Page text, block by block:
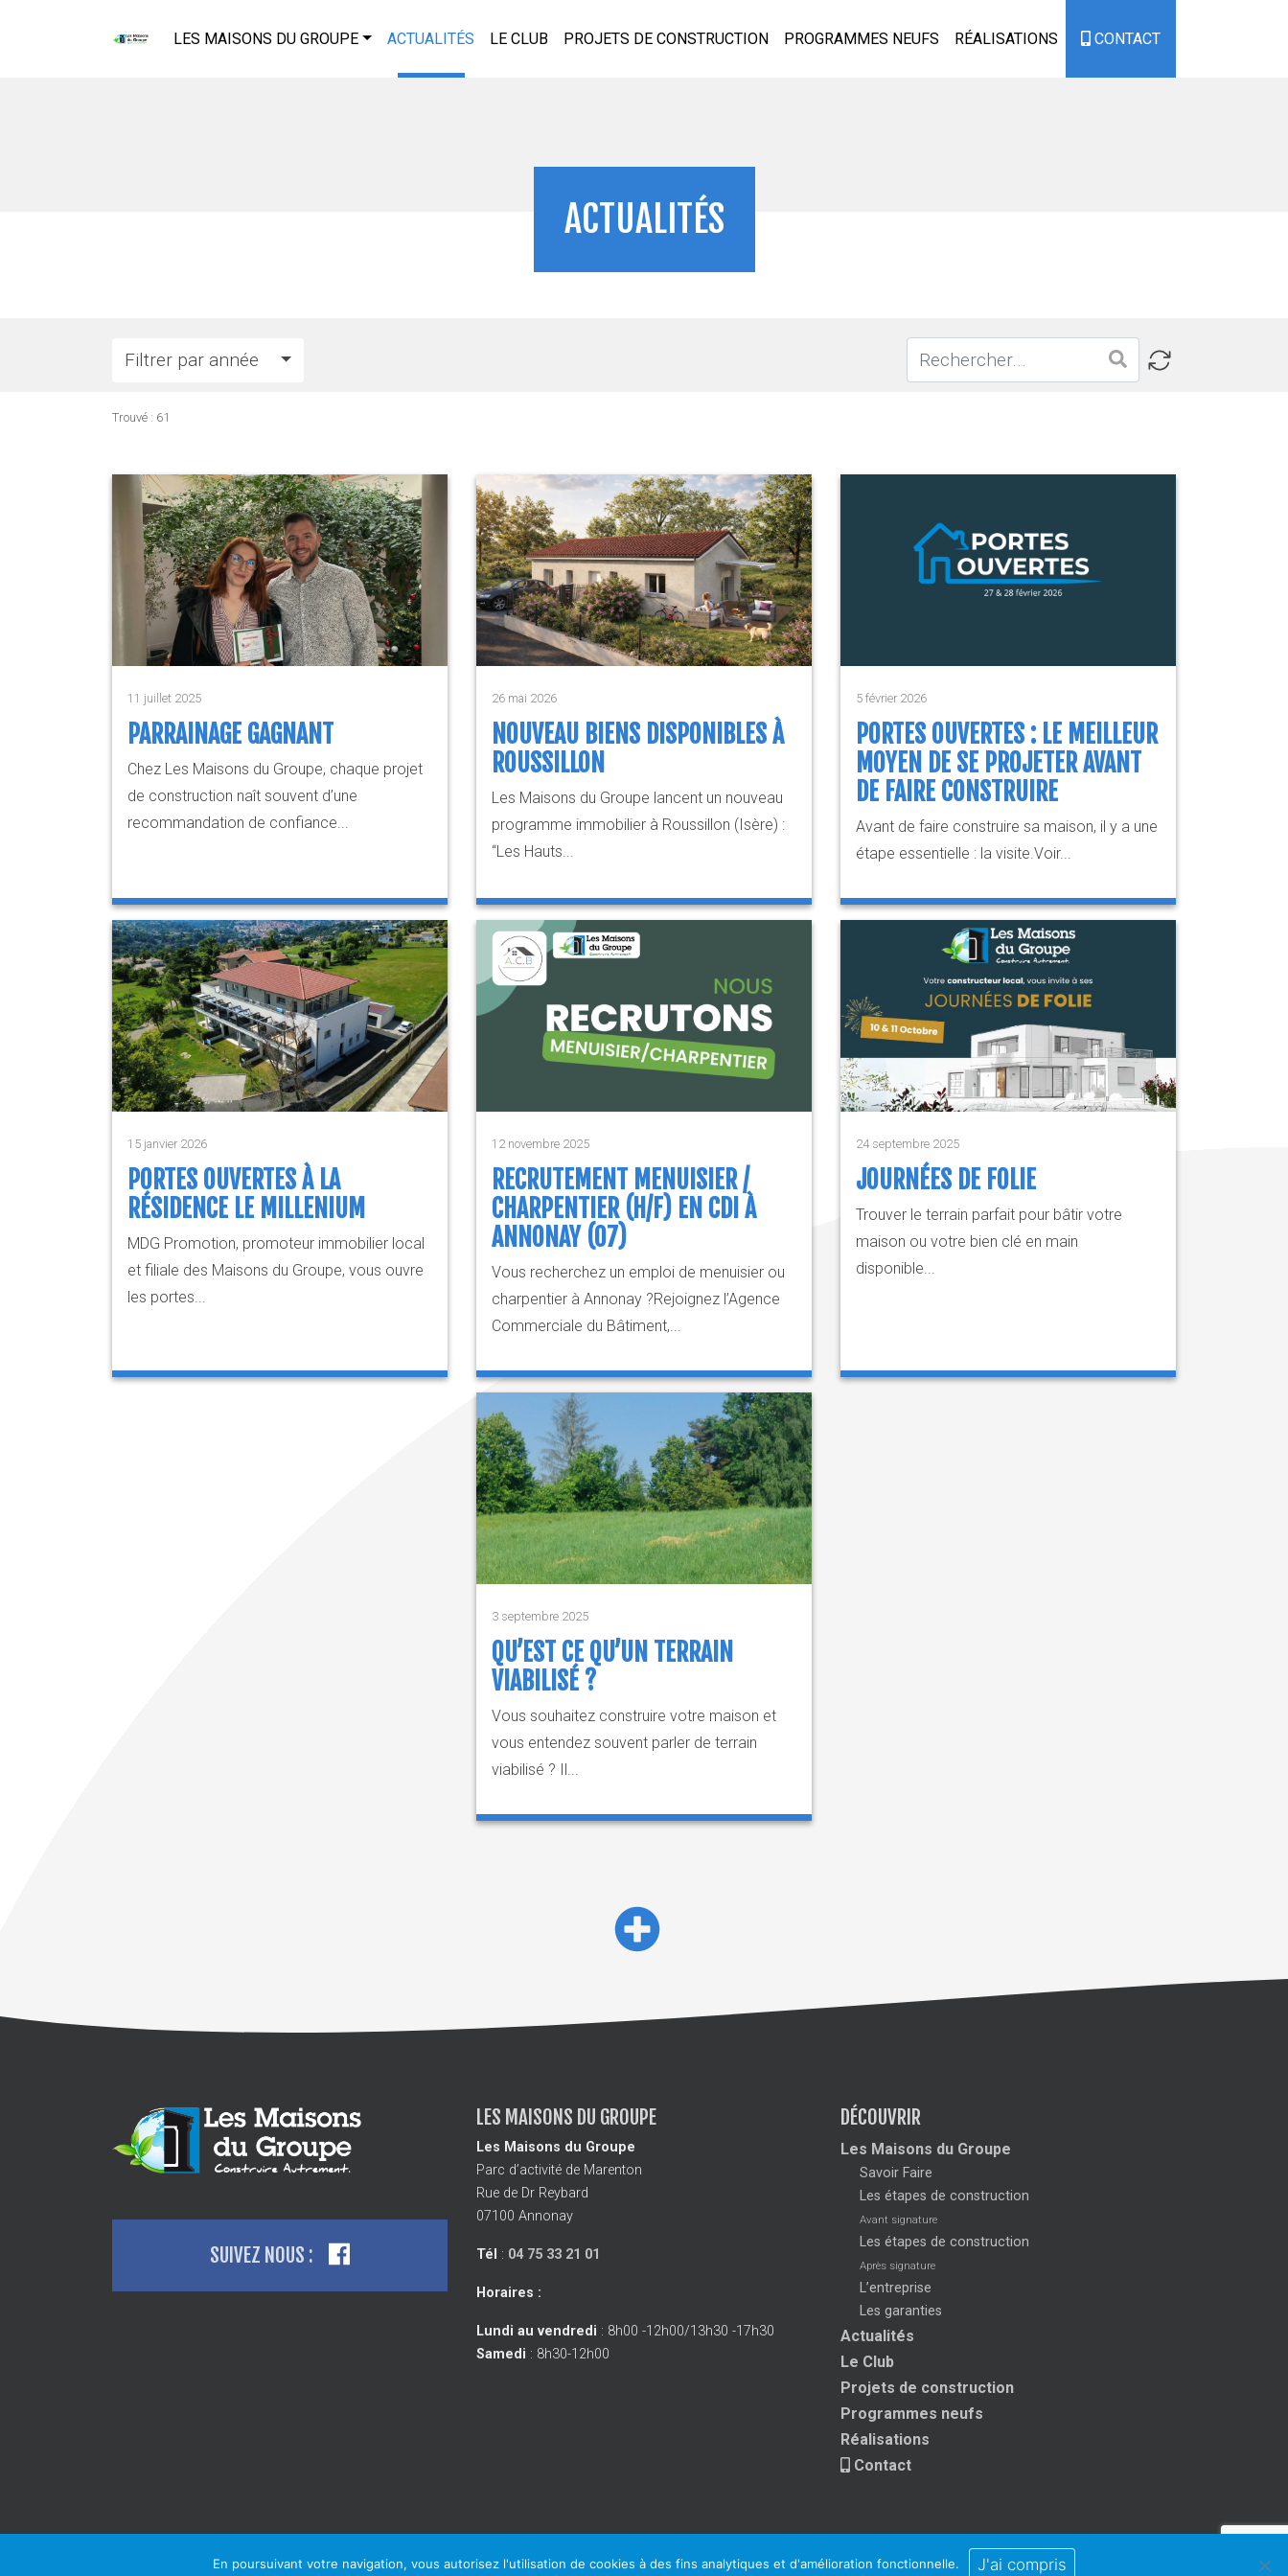
LES MAISONS DU GROUPE ACTUALITÉS LE CLUB PROJETS DE CONSTRUCTION PROGRAMMES NEUFS RÉALISATIONS CONTACT
ACTUALITÉS
Filtrer par année
Trouvé : 61
11 juillet 2025
PARRAINAGE GAGNANT
Chez Les Maisons du Groupe, chaque projet
de construction naît souvent d’une
recommandation de confiance...
26 mai 2026
NOUVEAU BIENS DISPONIBLES À
ROUSSILLON
Les Maisons du Groupe lancent un nouveau
programme immobilier à Roussillon (Isère) :
“Les Hauts...
5 février 2026
PORTES OUVERTES : LE MEILLEUR
MOYEN DE SE PROJETER AVANT
DE FAIRE CONSTRUIRE
Avant de faire construire sa maison, il y a une
étape essentielle : la visite.Voir...
15 janvier 2026
PORTES OUVERTES À LA
RÉSIDENCE LE MILLENIUM
MDG Promotion, promoteur immobilier local
et filiale des Maisons du Groupe, vous ouvre
les portes...
12 novembre 2025
RECRUTEMENT MENUISIER /
CHARPENTIER (H/F) EN CDI À
ANNONAY (07)
Vous recherchez un emploi de menuisier ou
charpentier à Annonay ?Rejoignez l’Agence
Commerciale du Bâtiment,...
24 septembre 2025
JOURNÉES DE FOLIE
Trouver le terrain parfait pour bâtir votre
maison ou votre bien clé en main
disponible...
3 septembre 2025
QU’EST CE QU’UN TERRAIN
VIABILISÉ ?
Vous souhaitez construire votre maison et
vous entendez souvent parler de terrain
viabilisé ? Il...
SUIVEZ NOUS :
LES MAISONS DU GROUPE
Les Maisons du Groupe
Parc d’activité de Marenton
Rue de Dr Reybard
07100 Annonay
Tél : 04 75 33 21 01
Horaires :
Lundi au vendredi : 8h00 -12h00/13h30 -17h30
Samedi : 8h30-12h00
DÉCOUVRIR
Les Maisons du Groupe
Savoir Faire
Les étapes de construction
Avant signature
Les étapes de construction
Après signature
L’entreprise
Les garanties
Actualités
Le Club
Projets de construction
Programmes neufs
Réalisations
Contact
Copyright 2025 Mentions légales Réalisation :Exocod
En poursuivant votre navigation, vous autorisez l'utilisation de cookies à des fins analytiques et d'amélioration fonctionnelle. J'ai compris